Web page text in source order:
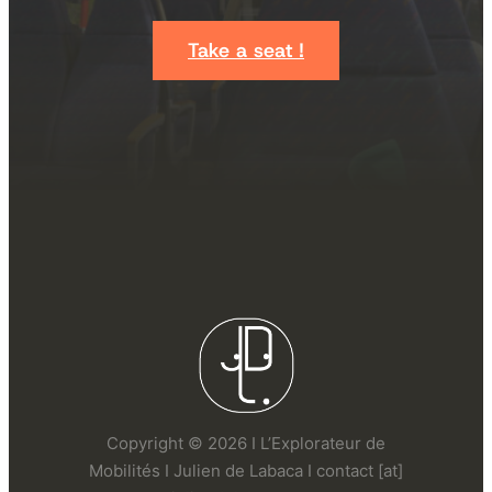
Take a seat !
Copyright © 2026 I L’Explorateur de
Mobilités I Julien de Labaca I contact [at]